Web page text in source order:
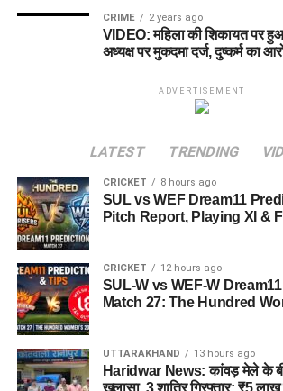
CRIME 2 years ago
VIDEO: महिला की शिकायत पर
अध्यक्ष पर मुकदमा दर्ज, दुष्कर्म का
ADVERTISEMENT
LATEST TRENDING
CRICKET 8 hours ago
SUL vs WEF Dream11
Pitch Report, Playing XI &
CRICKET 12 hours ago
SUL-W vs WEF-W
Match 27: The Hundred
UTTARAKHAND 13 hours ago
Haridwar News: कांवड़ मेले के